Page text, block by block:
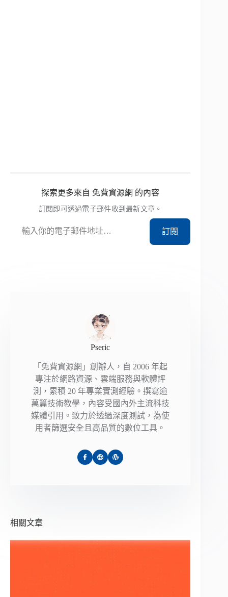
探索更多來自 免費資源網 的內容
訂閱即可透過電子郵件收到最新文章。
訂閱
Pseric
「免費資源網」創辦人，自 2006 年起
專注於網路資源、雲端服務與軟體評
測，累積 20 年專業實測經驗。撰寫逾
萬篇技術教學，內容受國內外主流科技
媒體引用。致力於透過深度測試，為使
用者篩選安全且高品質的數位工具。
相關文章